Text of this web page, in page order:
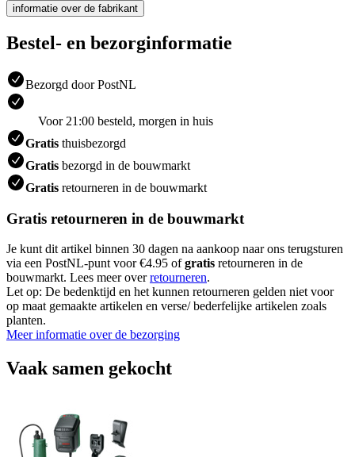
informatie over de fabrikant
Bestel- en bezorginformatie
Bezorgd door PostNL
Voor 21:00 besteld, morgen in huis
Gratis thuisbezorgd
Gratis bezorgd in de bouwmarkt
Gratis retourneren in de bouwmarkt
Gratis retourneren in de bouwmarkt
Je kunt dit artikel binnen 30 dagen na aankoop naar ons terugsturen
via een PostNL-punt voor €4.95 ofgratis retourneren in de
bouwmarkt. Lees meer overretourneren.
Let op: De bedenktijd en het kunnen retourneren gelden niet voor
op maat gemaakte artikelen en verse/ bederfelijke artikelen zoals
planten.
Meer informatie over de bezorging
Vaak samen gekocht